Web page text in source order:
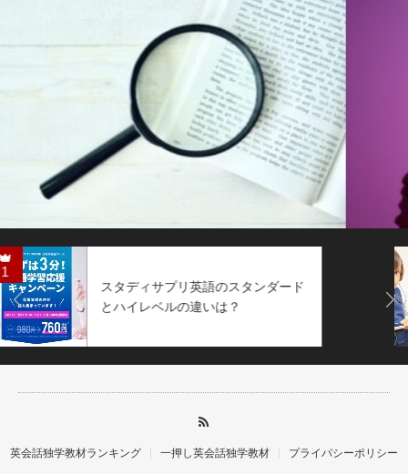
2
ネイティブイングリッシュの口コミ
を検証！メリットや教材の評価は？
Next
英会話独学教材ランキング 一押し英会話独学教材 プライバシーポリシー